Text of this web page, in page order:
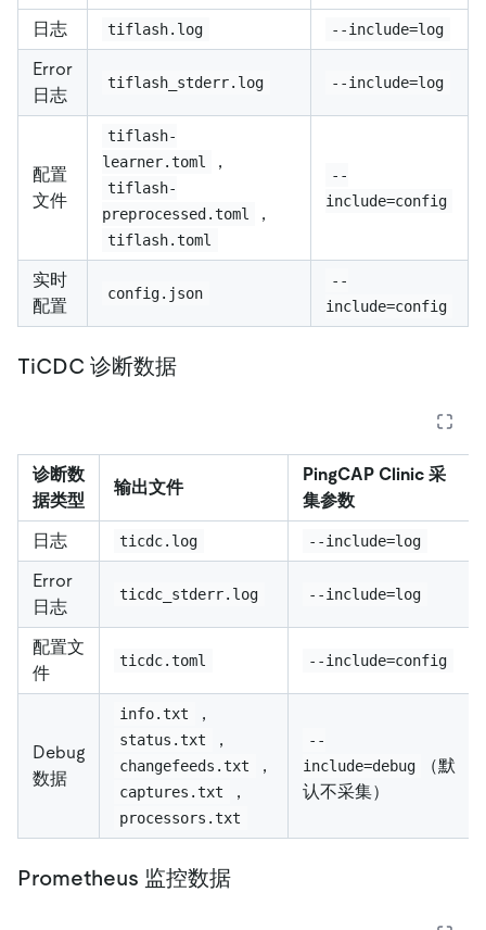
日志 tiflash.log --include=log
Error
日志
tiflash_stderr.log --include=log
配置
文件
tiflash-
learner.toml
，
tiflash-
preprocessed.toml
，
tiflash.toml
--
include=config
实时
配置
config.json
--
include=config
TiCDC 诊断数据
诊断数
据类型
输出文件
PingCAP Clinic 采
集参数
日志
ticdc.log --include=log
Error
日志
ticdc_stderr.log --include=log
配置文
件
ticdc.toml --include=config
Debug
数据
info.txt ，
status.txt ，
changefeeds.txt ，
captures.txt ，
processors.txt
--
include=debug
（默
认不采集）
Prometheus 监控数据